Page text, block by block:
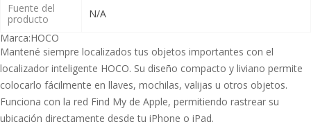
Fuente del
producto
N/A
Marca:HOCO
Mantené siempre localizados tus objetos importantes con el
localizador inteligente HOCO. Su diseño compacto y liviano permite
colocarlo fácilmente en llaves, mochilas, valijas u otros objetos.
Funciona con la red Find My de Apple, permitiendo rastrear su
ubicación directamente desde tu iPhone o iPad.